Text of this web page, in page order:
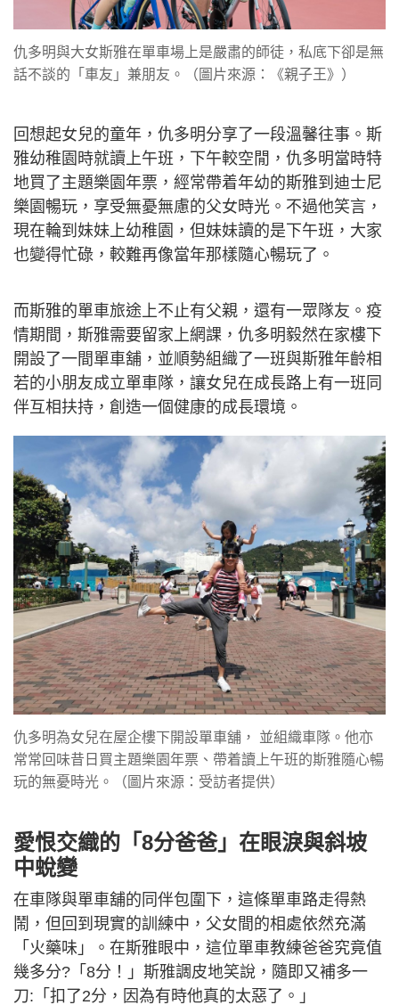
仇多明與大女斯雅在單車場上是嚴肅的師徒，私底下卻是無
話不談的「車友」兼朋友。（圖片來源：《親子王》）
回想起女兒的童年，仇多明分享了一段溫馨往事。斯
雅幼稚園時就讀上午班，下午較空閒，仇多明當時特
樂園暢玩，享受無憂無慮的父女時光。不過他笑言，
現在輪到妹妹上幼稚園，但妹妹讀的是下午班，大家
也變得忙碌，較難再像當年那樣隨心暢玩了。
而斯雅的單車旅途上不止有父親，還有一眾隊友。疫
情期間，斯雅需要留家上網課，仇多明毅然在家樓下
開設了一間單車舖，並順勢組織了一班與斯雅年齡相
若的小朋友成立單車隊，讓女兒在成長路上有一班同
伴互相扶持，創造一個健康的成長環境。
仇多明為女兒在屋企樓下開設單車舖， 並組織車隊。他亦